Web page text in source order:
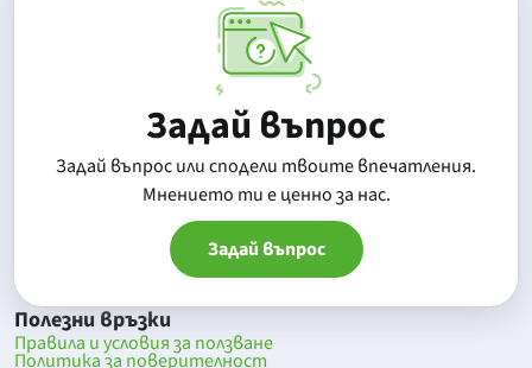
Задай въпрос
Задай въпрос или сподели твоите впечатления.
Mнението ти е ценно за нас.
Задай въпрос
Полезни връзки
Правила и условия за ползване
Политика за поверителност